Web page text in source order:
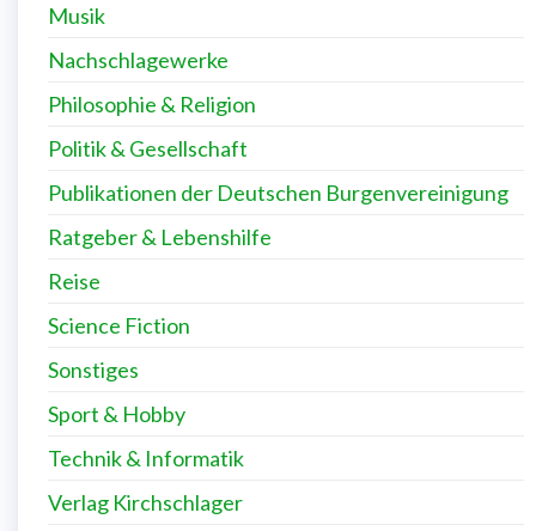
Musik
Nachschlagewerke
Philosophie & Religion
Politik & Gesellschaft
Publikationen der Deutschen Burgenvereinigung
Ratgeber & Lebenshilfe
Reise
Science Fiction
Sonstiges
Sport & Hobby
Technik & Informatik
Verlag Kirchschlager